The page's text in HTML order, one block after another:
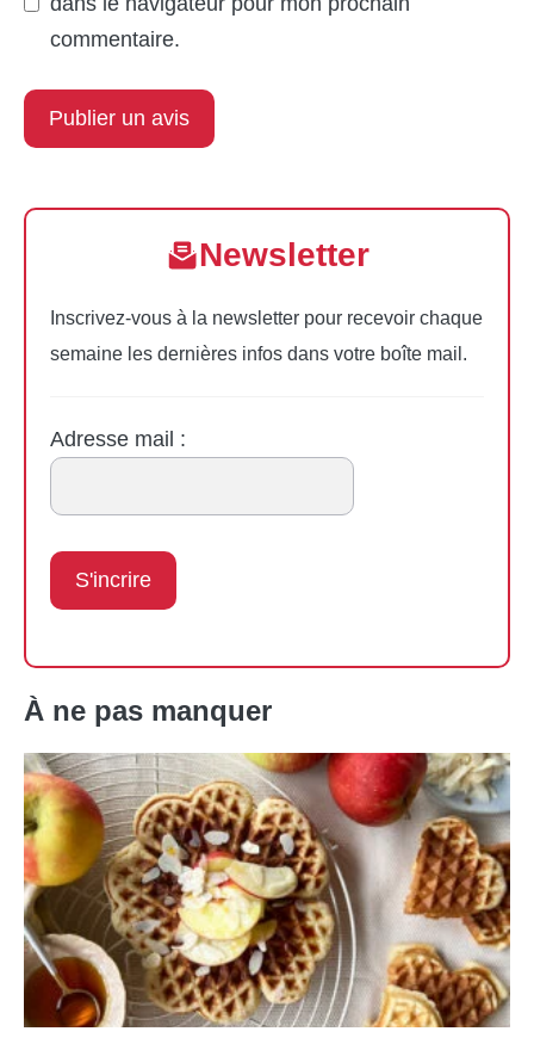
commentaire.
Newsletter
Inscrivez-vous à la newsletter pour recevoir chaque
semaine les dernières infos dans votre boîte mail.
Adresse mail :
À ne pas manquer